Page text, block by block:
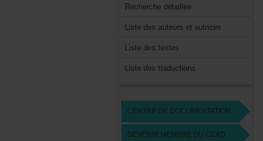
Recherchedétaillée
Listedesauteursetautrices
Listedestextes
Listedestraductions
CENTREDEDOCUMENTATION
DEVENIRMEMBREDUCEAD